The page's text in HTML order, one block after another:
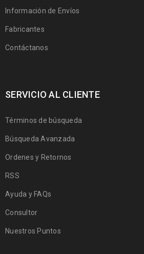
Información de Envíos
Fabricantes
Contáctanos
SERVICIO AL CLIENTE
Términos de búsqueda
Búsqueda Avanzada
Ordenes y Retornos
RSS
Ayuda y FAQs
Consultor
Nuestros Puntos